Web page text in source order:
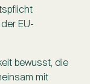
EU-
bewusst, die
mit